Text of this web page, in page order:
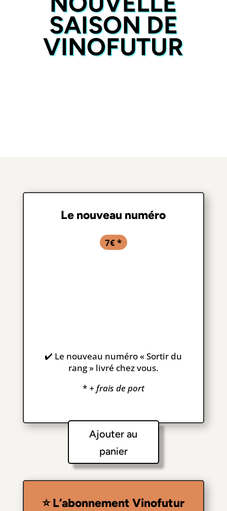
SAISON DE
VINOFUTUR
Le nouveau numéro
7€ *
✔️ Le nouveau numéro « Sortir du
rang » livré chez vous.
* + frais de port
Ajouter au
panier
⭐L’abonnement Vinofutur